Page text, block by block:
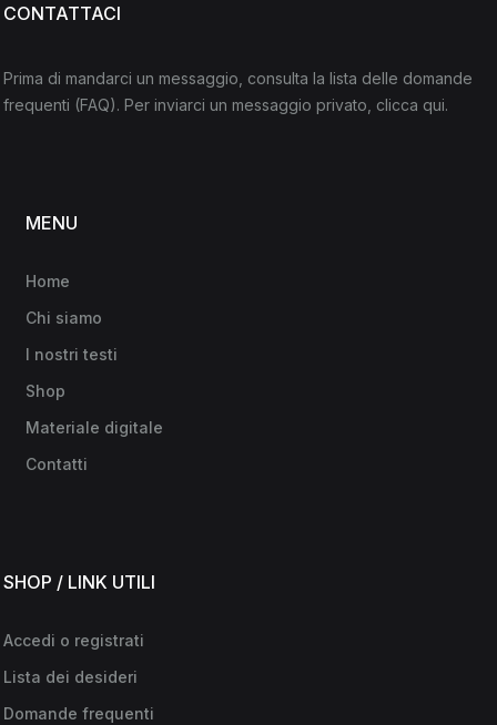
CONTATTACI
Prima di mandarci un messaggio, consulta la lista delle domande
frequenti (FAQ). Per inviarci un messaggio privato, clicca qui.
MENU
Home
Chi siamo
I nostri testi
Shop
Materiale digitale
Contatti
SHOP / LINK UTILI
Accedi o registrati
Lista dei desideri
Domande frequenti